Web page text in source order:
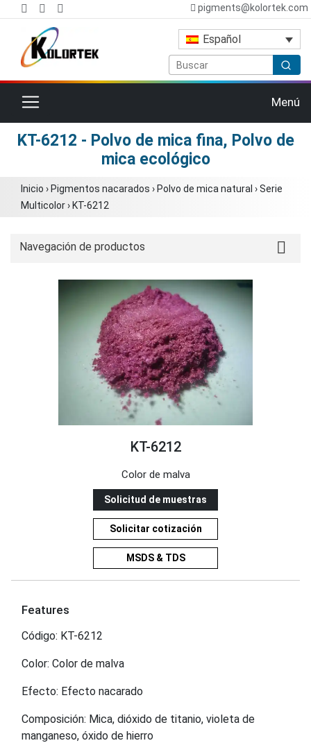
pigments@kolortek.com
Español
Cambiar navegación Menú
KT-6212 - Polvo de mica fina, Polvo de
mica ecológico
Inicio › Pigmentos nacarados › Polvo de mica natural ›Serie
Multicolor› KT-6212
Navegación de productos
KT-6212
Color de malva
Solicitud de muestras
Solicitar cotización
MSDS & TDS
Features
Código: KT-6212
Color: Color de malva
Efecto: Efecto nacarado
Composición: Mica, dióxido de titanio, violeta de
manganeso, óxido de hierro